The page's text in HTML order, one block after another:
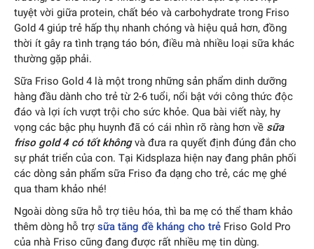
tuyệt vời giữa protein, chất béo và carbohydrate trong Friso
Gold 4 giúp trẻ hấp thụ nhanh chóng và hiệu quả hơn, đồng
thời ít gây ra tình trạng táo bón, điều mà nhiều loại sữa khác
thường gặp phải.
Sữa Friso Gold 4 là một trong những sản phẩm dinh dưỡng
hàng đầu dành cho trẻ từ 2-6 tuổi, nổi bật với công thức độc
đáo và lợi ích vượt trội cho sức khỏe. Qua bài viết này, hy
vọng các bậc phụ huynh đã có cái nhìn rõ ràng hơn về sữa
friso gold 4 có tốt khôngvà đưa ra quyết định đúng đắn cho
sự phát triển của con. Tại Kidsplaza hiện nay đang phân phối
các dòng sản phẩm sữa Friso đa dạng cho trẻ, các mẹ ghé
qua tham khảo nhé!
Ngoài dòng sữa hỗ trợ tiêu hóa, thì ba mẹ có thể tham khảo
thêm dòng hỗ trợ sữa tăng đề kháng cho trẻ Friso Gold Pro
của nhà Friso cũng đang được rất nhiều mẹ tin dùng.